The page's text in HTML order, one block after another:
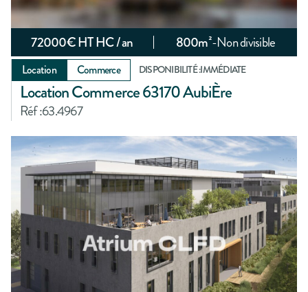
72000€ HT HC / an 800m²-Non divisible
Location Commerce DISPONIBILITÉ :IMMÉDIATE
Location Commerce 63170 AubiÈre
Réf :63.4967